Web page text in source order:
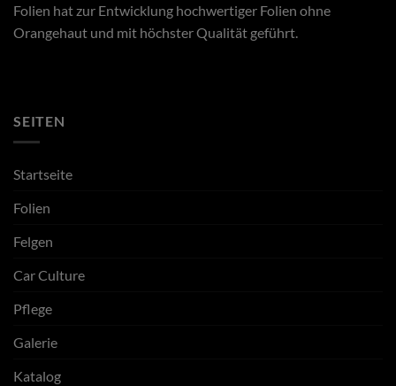
Folien hat zur Entwicklung hochwertiger Folien ohne
Orangehaut und mit höchster Qualität geführt.
SEITEN
Startseite
Folien
Felgen
Car Culture
Pflege
Galerie
Katalog